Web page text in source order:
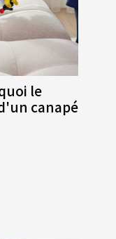
le
canapé